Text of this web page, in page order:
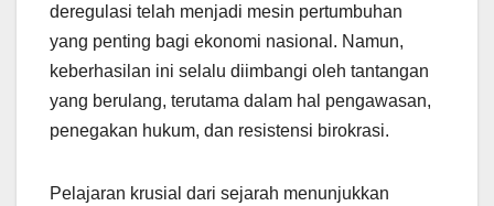
deregulasi telah menjadi mesin pertumbuhan
yang penting bagi ekonomi nasional. Namun,
keberhasilan ini selalu diimbangi oleh tantangan
yang berulang, terutama dalam hal pengawasan,
penegakan hukum, dan resistensi birokrasi.
Pelajaran krusial dari sejarah menunjukkan